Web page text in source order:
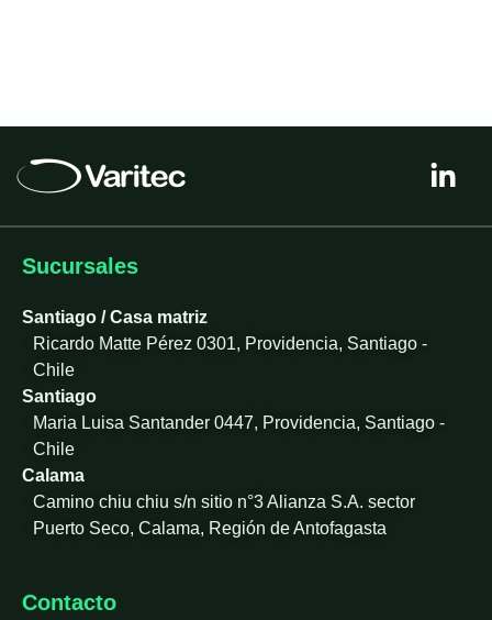
i
k
n
Sucursales
Santiago / Casa matriz
Ricardo Matte Pérez 0301, Providencia, Santiago -
Chile
Santiago
Maria Luisa Santander 0447, Providencia, Santiago -
Chile
Calama
Camino chiu chiu s/n sitio n°3 Alianza S.A. sector
Puerto Seco, Calama, Región de Antofagasta
Contacto